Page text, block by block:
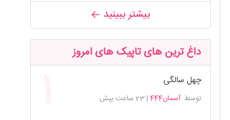
بیشتر ببینید
داغ ترین های تاپیک های امروز
چهل سالگی
توسطآسمان444 |23 ساعت پیش